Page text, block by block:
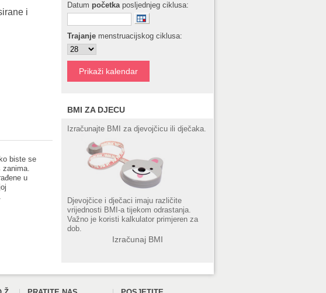
i
biste se
zanima.
u
Datum početkaposljednjeg ciklusa:
Trajanje menstruacijskog ciklusa:
BMI ZA DJECU
Izračunajte BMI za djevojčicu ili dječaka.
Djevojčice i dječaci imaju različite
vrijednosti BMI-a tijekom odrastanja.
Važno je koristi kalkulator primjeren za
dob.
Izračunaj BMI